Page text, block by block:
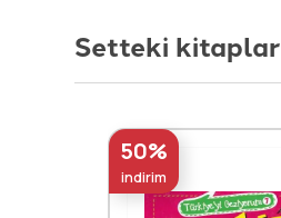
Setteki kitaplar
50%
indirim